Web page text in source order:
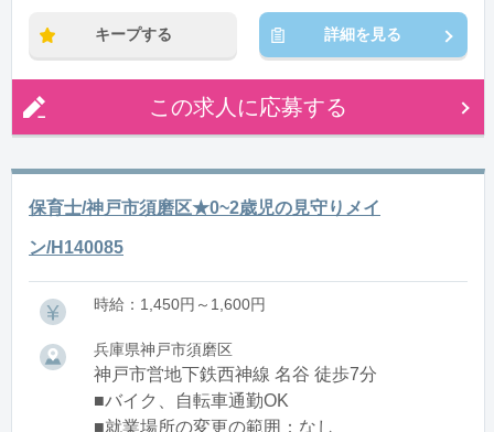
キープする 詳細を見る
この求人に応募する
保育士/神戸市須磨区★0~2歳児の見守りメイ
ン/H140085
時給：1,450円～1,600円
兵庫県神戸市須磨区
神戸市営地下鉄西神線 名谷 徒歩7分
■バイク、自転車通勤OK
■就業場所の変更の範囲：なし